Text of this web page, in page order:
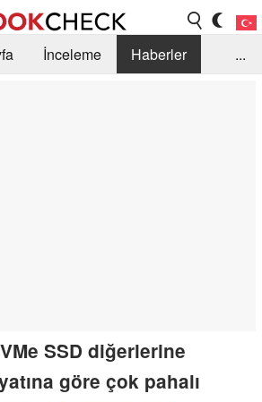
İnceleme
Haberler
...
SSD diğerlerine
göre çok pahalı